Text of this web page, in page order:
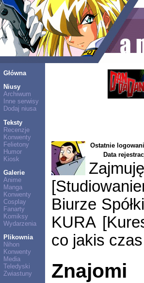
Główna
Niusy
Archiwum
Inne serwisy
Dodaj niusa
Teksty
Recenzje
Konwenty
Felietony
Humor
Kiosk
Galerie
Anime
Manga
Konwenty
Cosplay
Fanarty
Komiksy
Wydarzenia
Plikownia
Nihon
Konwenty
Media
Teledyski
Zwiastuny
Ostatnie
Data
Biurze
KURA
co jakis
Znajomi